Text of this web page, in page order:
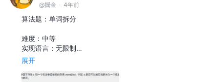
@掘金 · 4年前
算法题：单词拆分
难度：中等
实现语言：无限制…
展开